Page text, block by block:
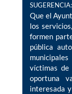
SUGERENCIA:
Que el
los
formen
pública
víctimas de
oportuna
interesada